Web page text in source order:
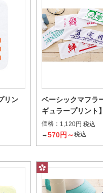
すすめのサイズ
ミ
ハンカ
リン
ベーシックマフラ
ギュラープリント
価格： 1,120円 税込
→570円～税込